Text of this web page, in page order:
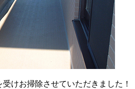
けお掃除させていただきました！